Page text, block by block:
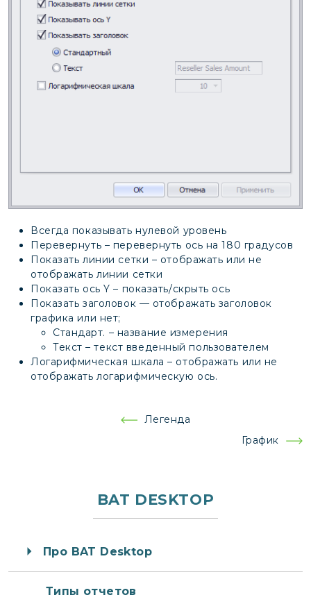
Всегда показывать нулевой уровень
Перевернуть – перевернуть ось на 180 градусов
Показать линии сетки – отображать или не
отображать линии сетки
Показать ось Y – показать/скрыть ось
Показать заголовок — отображать заголовок
графика или нет;
Стандарт. – название измерения
Текст – текст введенный пользователем
Логарифмическая шкала – отображать или не
отображать логарифмическую ось.
Легенда
График
BAT DESKTOP
Про BAT Desktop
Типы отчетов